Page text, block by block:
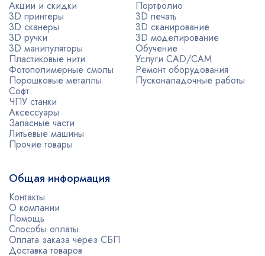
Акции и скидки
3D принтеры
3D сканеры
3D ручки
3D манипуляторы
Пластиковые нити
Фотополимерные смолы
Порошковые металлы
Софт
ЧПУ станки
Аксессуары
Запасные части
Литьевые машины
Прочие товары
Портфолио
3D печать
3D сканирование
3D моделирование
Обучение
Услуги CAD/CAM
Ремонт оборудования
Пусконаладочные работы
Общая информация
Контакты
О компании
Помощь
Способы оплаты
Оплата заказа через СБП
Доставка товаров